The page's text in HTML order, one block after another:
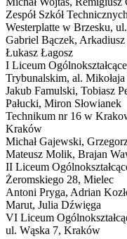
Zespół Szkół
Westerplatte w Brzesku,
Gabriel Bączek,
Łukasz Łagosz
I Liceum
Trybunalskim, al.
Jakub Famulski, Tobiasz
Pałucki, Miron Słowianek
Technikum nr 16 w
Kraków
Michał Gajewski,
Mateusz Molik, Brajan
II Liceum
Żeromskiego 28, Mielec
Antoni Pryga, Adrian
Marut, Julia Dźwięga
VI Liceum
ul. Wąska 7, Kraków